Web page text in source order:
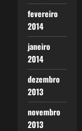
fevereiro
2014
janeiro
2014
dezembro
2013
novembro
2013